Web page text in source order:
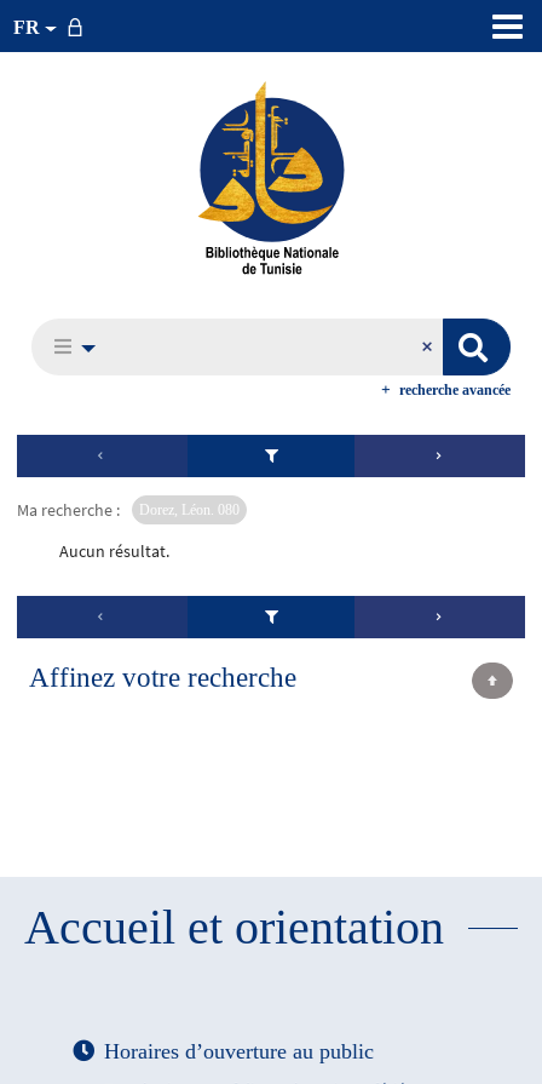
FR
recherche avancée
Ma recherche : Dorez, Léon. 080
Aucun résultat.
Affinez votre recherche
Accueil et orientation
Horaires d’ouverture au public